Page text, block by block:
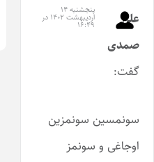
علی
صمدی
گفت:
پنجشنبه ۱۴
اردیبهشت ۱۴۰۲ در
۱۶:۴۹
سونمسین سونمزین
اوجاغی و سونمز